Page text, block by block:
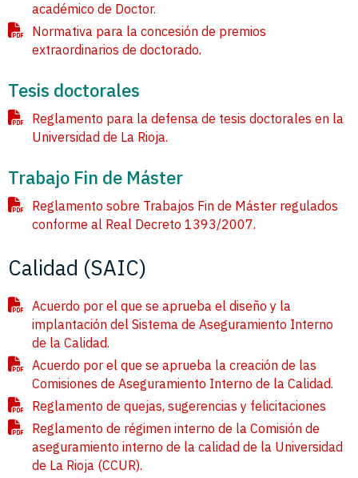
académico de Doctor.
Normativa para la concesión de premios
extraordinarios de doctorado.
Tesis doctorales
Reglamento para la defensa de tesis doctorales en la
Universidad de La Rioja.
Trabajo Fin de Máster
Reglamento sobre Trabajos Fin de Máster regulados
conforme al Real Decreto 1393/2007.
Calidad (SAIC)
Acuerdo por el que se aprueba el diseño y la
implantación del Sistema de Aseguramiento Interno
de la Calidad.
Acuerdo por el que se aprueba la creación de las
Comisiones de Aseguramiento Interno de la Calidad.
Reglamento de quejas, sugerencias y felicitaciones
Reglamento de régimen interno de la Comisión de
aseguramiento interno de la calidad de la Universidad
de La Rioja (CCUR).